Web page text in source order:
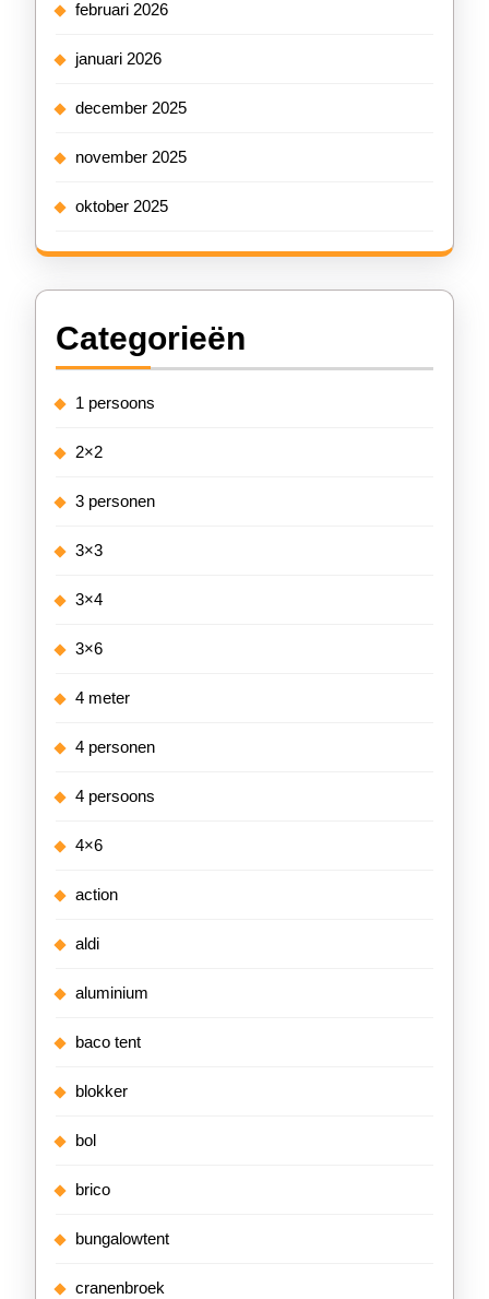
februari 2026
januari 2026
december 2025
november 2025
oktober 2025
Categorieën
1 persoons
2×2
3 personen
3×3
3×4
3×6
4 meter
4 personen
4 persoons
4×6
action
aldi
aluminium
baco tent
blokker
bol
brico
bungalowtent
cranenbroek